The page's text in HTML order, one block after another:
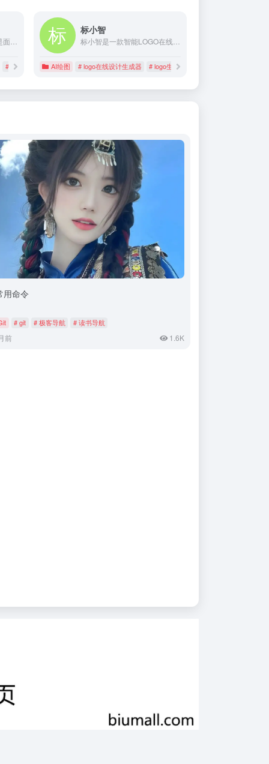
# AI视频
标小智
AI绘图 # logo在线设计生成器 # logo生成
用命令
# git # 极客导航 # 读书导航
前 1.6K